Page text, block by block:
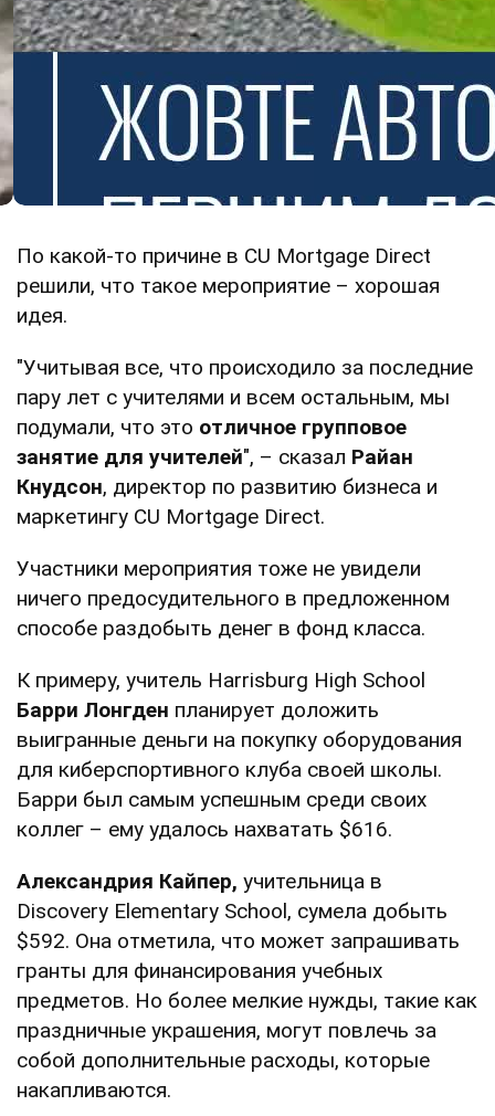
По какой-то причине в CU Mortgage Direct
решили, что такое мероприятие – хорошая
идея.
"Учитывая все, что происходило за последние
пару лет с учителями и всем остальным, мы
подумали, что это отличное групповое
занятие для учителей", – сказал Райан
Кнудсон, директор по развитию бизнеса и
маркетингу CU Mortgage Direct.
Участники мероприятия тоже не увидели
ничего предосудительного в предложенном
способе раздобыть денег в фонд класса.
К примеру, учитель Harrisburg High School
Барри Лонгден планирует доложить
выигранные деньги на покупку оборудования
для киберспортивного клуба своей школы.
Барри был самым успешным среди своих
коллег – ему удалось нахватать $616.
Александрия Кайпер, учительница в
Discovery Elementary School, сумела добыть
$592. Она отметила, что может запрашивать
гранты для финансирования учебных
предметов. Но более мелкие нужды, такие как
праздничные украшения, могут повлечь за
собой дополнительные расходы, которые
накапливаются.